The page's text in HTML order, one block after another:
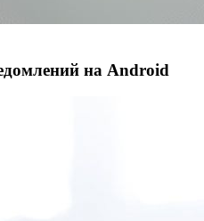
на Android